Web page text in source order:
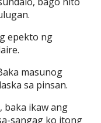
epekto ng
masunog
sa pinsan.
baka ikaw ang
sangag ko itong